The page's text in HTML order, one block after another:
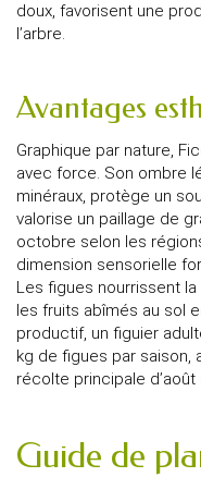
doux, favorisent une
l’arbre.
Avantages
Graphique par nature,
avec force. Son ombre
minéraux, protège un
valorise un paillage de
octobre selon les
dimension sensorielle
Les figues nourrissent
les fruits abîmés au sol
productif, un figuier
kg de figues par saison,
récolte principale
Guide de